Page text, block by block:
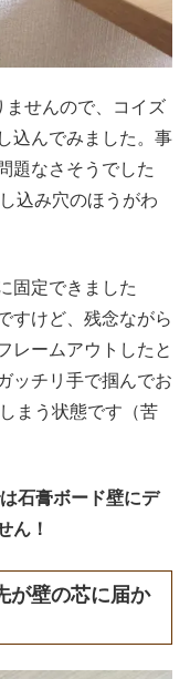
せんので、コイズ
込んでみました。事
題なさそうでした
込み穴のほうがわ
固定できました
すけど、残念ながら
レームアウトしたと
ッチリ手で掴んでお
まう状態です（苦
石膏ボード壁にデ
ん！
が壁の芯に届か